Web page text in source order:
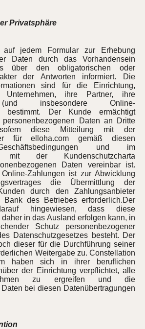
Privatsphäre
jedem Formular zur Erhebung
Daten durch das Vorhandensein
über den obligatorischen oder
der Antworten informiert. Die
sind für die Einrichtung,
Unternehmen, ihre Partner, ihre
insbesondere Online-
bestimmt. Der Kunde ermächtigt
Daten an Dritte
sofern diese Mitteilung mit der
für elloha.com gemäß diesen
und im
mit der Kundenschutzcharta
Daten vereinbar ist.
Online-Zahlungen ist zur Abwicklung
die Übermittlung der
durch den Zahlungsanbieter
des Betriebes erforderlich.Der
hingewiesen, dass diese
in das Ausland erfolgen kann, in
Schutz personenbezogener
Datenschutzgesetzes besteht. Der
dieser für die Durchführung seiner
Weitergabe zu. Constellation
haben sich in ihrer beruflichen
der Einrichtung verpflichtet, alle
zu ergreifen und die
bei diesen Datenübertragungen